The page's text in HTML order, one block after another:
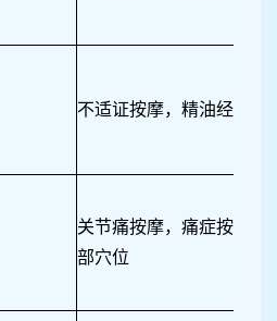
不适证按摩，精油经络按
关节痛按摩，痛症按摩，
部穴位